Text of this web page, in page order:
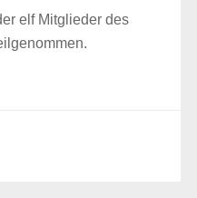
elf Mitglieder des